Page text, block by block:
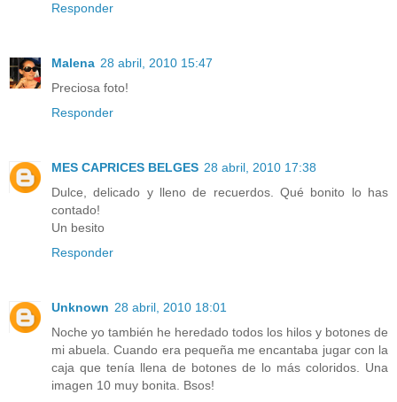
Responder
Malena 28 abril, 2010 15:47
Preciosa foto!
Responder
MES CAPRICES BELGES 28 abril, 2010 17:38
Dulce, delicado y lleno de recuerdos. Qué bonito lo has
contado!
Un besito
Responder
Unknown 28 abril, 2010 18:01
Noche yo también he heredado todos los hilos y botones de
mi abuela. Cuando era pequeña me encantaba jugar con la
caja que tenía llena de botones de lo más coloridos. Una
imagen 10 muy bonita. Bsos!